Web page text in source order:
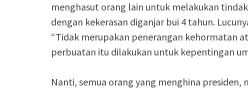
menghasut orang lain untuk melakukan
dengan kekerasan diganjar bui 4 tahun.
“Tidak merupakan penerangan kehormatan
perbuatan itu dilakukan untuk kepentingan
Nanti, semua orang yang menghina